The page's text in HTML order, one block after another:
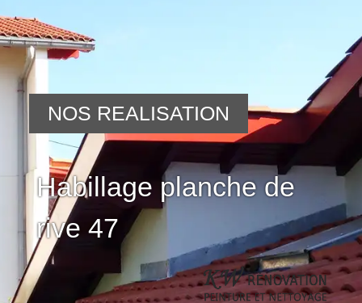
Habillage planche de
rive 47
NOS REALISATION